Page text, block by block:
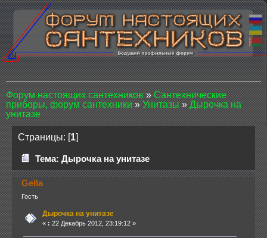
Форум настоящих сантехников»Сантехнические
приборы, форум сантехники»Унитазы»Дырочка на
унитазе
Страницы: [1]
Тема: Дырочка на унитазе
Gella
Гость
Дырочка на унитазе
« : 22 Декабрь 2012, 23:19:12 »